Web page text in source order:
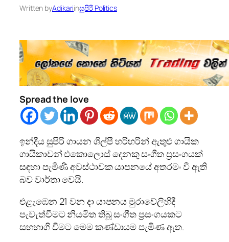
Written byAdikariinසුපිරි Politics
Spread the love
ඉන්දීය සුපිරි ගායන ශිල්පී හරිහරින් ඇතුළු ගායික
ගායිකාවන් එකොලොස් දෙනකු සංගීත ප්‍රසංගයක්
සඳහා පැමිණි අවස්ථාවක යාපනයේ අතරමං වී ඇති
බව වාර්තා වෙයි.
එළැඹෙන 21 වන දා යාපනය මුරාවේලිහිදී
පැවැත්වීමට නියමිත තිබූ සංගීත ප්‍රසංගයකට
සහභාගි වීමට මෙම කණ්ඩායම පැමිණ ඇත.